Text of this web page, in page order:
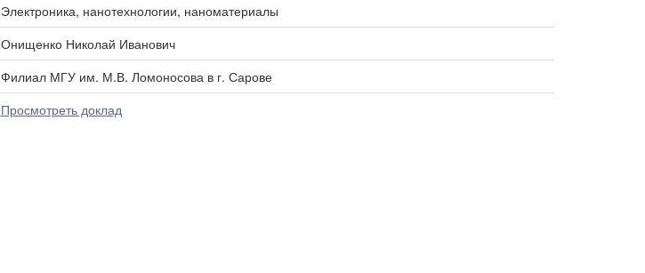
Электроника, нанотехнологии, наноматериалы
Онищенко Николай Иванович
Филиал МГУ им. М.В. Ломоносова в г. Сарове
Просмотреть доклад